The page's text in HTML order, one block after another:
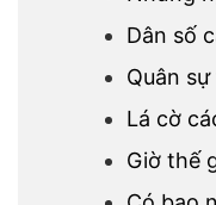
Dân số
Quân
Lá cờ
Giờ thế